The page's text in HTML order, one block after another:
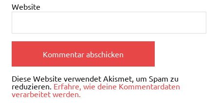
Website
Diese Website verwendet Akismet, um Spam zu
reduzieren. Erfahre, wie deine Kommentardaten
verarbeitet werden.